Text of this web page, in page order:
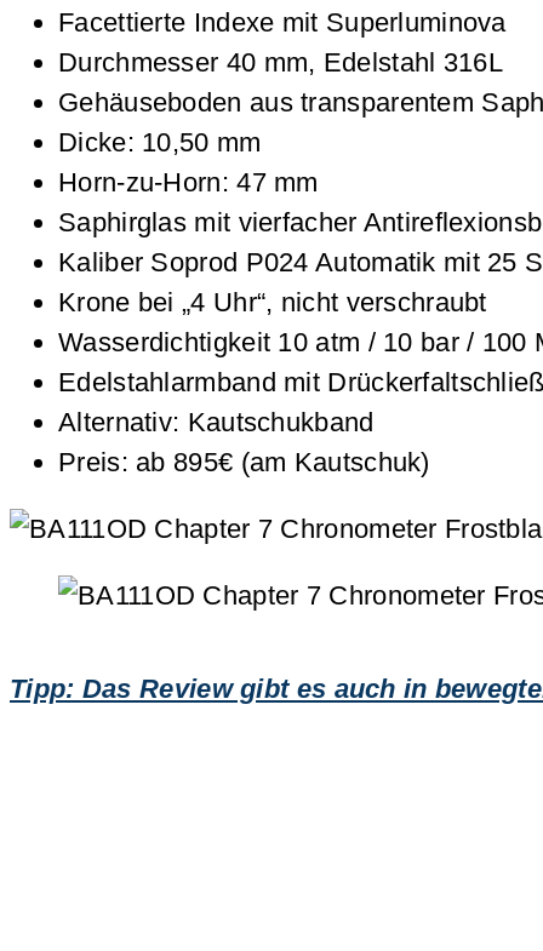
Facettierte Indexe mit Superluminova
Durchmesser 40 mm, Edelstahl 316L
Gehäuseboden aus transparentem
Dicke: 10,50 mm
Horn-zu-Horn: 47 mm
Saphirglas mit vierfacher
Kaliber Soprod P024 Automatik mit 25
Krone bei „4 Uhr“, nicht verschraubt
Wasserdichtigkeit 10 atm / 10 bar / 100
Edelstahlarmband mit
Alternativ: Kautschukband
Preis: ab 895€ (am Kautschuk)
Tipp: Das Review gibt es auch in